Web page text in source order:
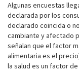
Algunas encuestas
declarada por los
declarado coincida o
cambiante y afectado
señalan que el factor
alimentaria es el
la salud es un factor